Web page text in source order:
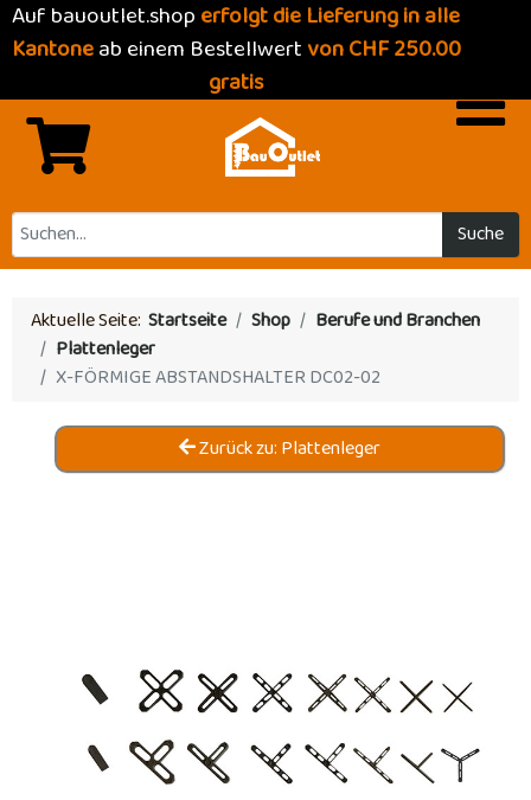
Auf bauoutlet.shoperfolgt die Lieferung in alle
Kantoneab einem Bestellwertvon CHF 250.00
gratis
Suche
Aktuelle Seite: Startseite Shop
Berufe und Branchen
Plattenleger
X-FÖRMIGE ABSTANDSHALTER DC02-02
Zurück zu: Plattenleger